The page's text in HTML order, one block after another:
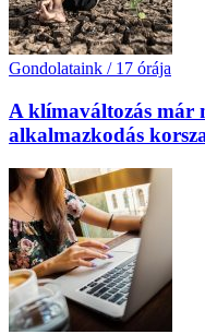
Gondolataink / 17 órája
A klímaváltozás már
alkalmazkodás